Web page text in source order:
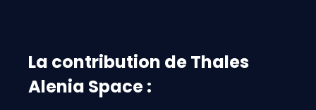
La contribution de Thales
Alenia Space :